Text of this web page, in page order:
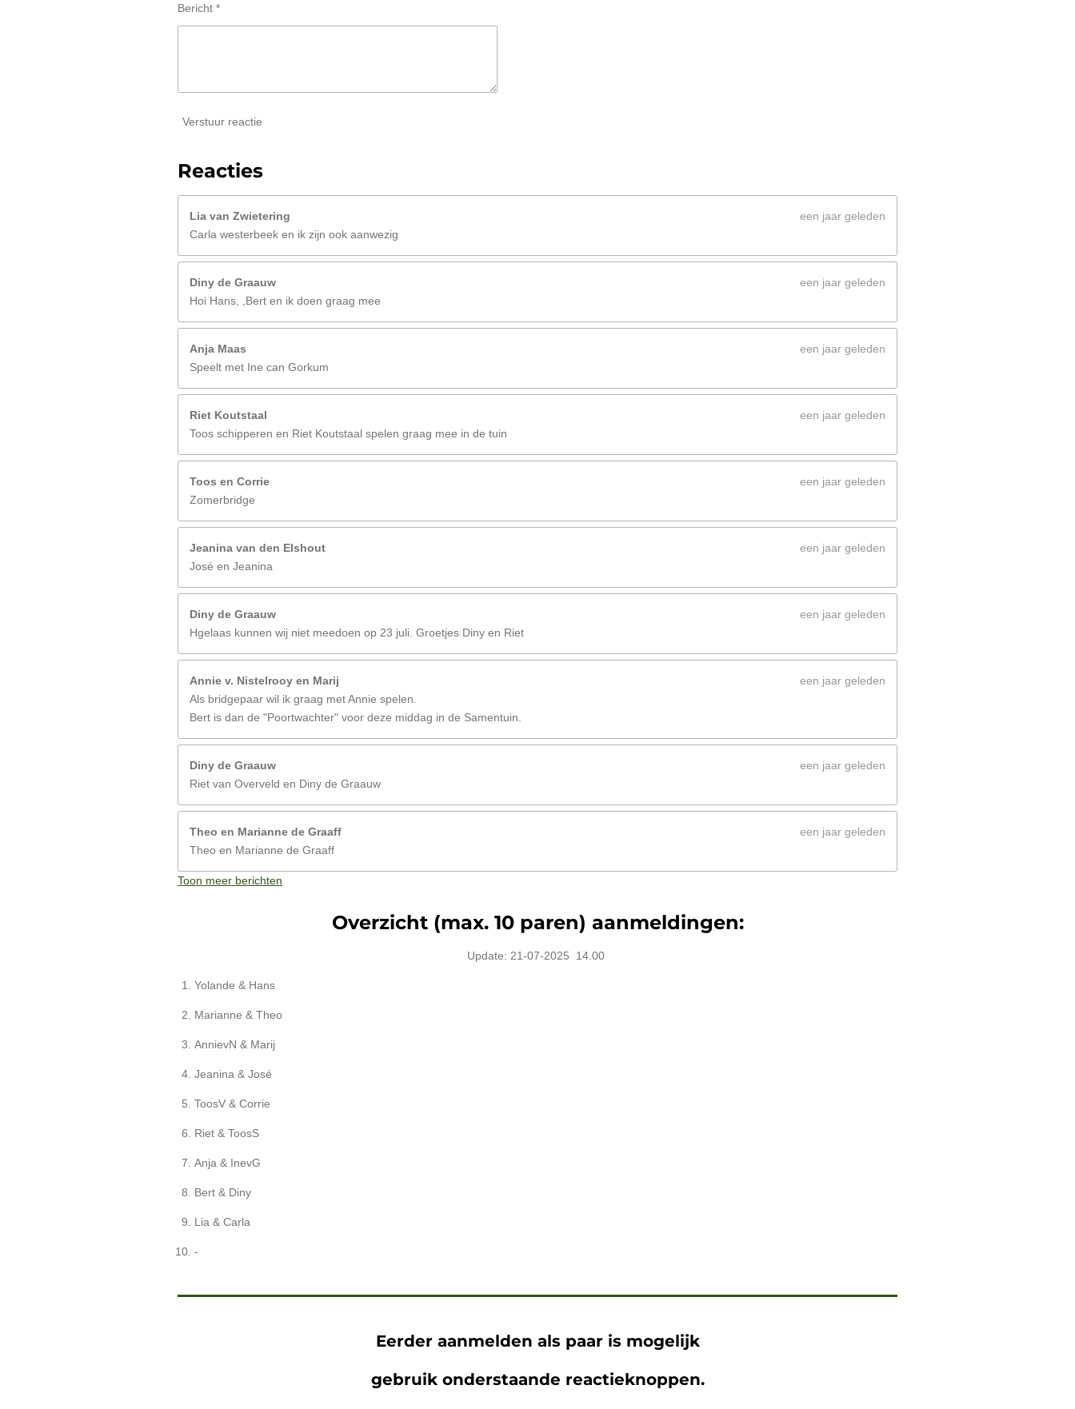
Bericht *
Verstuur reactie
Reacties
Lia van Zwietering
een jaar geleden
Carla westerbeek en ik zijn ook aanwezig
Diny de Graauw
een jaar geleden
Hoi Hans, ,Bert en ik doen graag mee
Anja Maas
een jaar geleden
Speelt met Ine can Gorkum
Riet Koutstaal
een jaar geleden
Toos schipperen en Riet Koutstaal spelen graag mee in de tuin
Toos en Corrie
een jaar geleden
Zomerbridge
Jeanina van den Elshout
een jaar geleden
José en Jeanina
Diny de Graauw
een jaar geleden
Hgelaas kunnen wij niet meedoen op 23 juli. Groetjes Diny en Riet
Annie v. Nistelrooy en Marij
een jaar geleden
Als bridgepaar wil ik graag met Annie spelen.
Bert is dan de "Poortwachter" voor deze middag in de Samentuin.
Diny de Graauw
een jaar geleden
Riet van Overveld en Diny de Graauw
Theo en Marianne de Graaff
een jaar geleden
Theo en Marianne de Graaff
Toon meer berichten
Overzicht (max. 10 paren) aanmeldingen:
Update: 21-07-2025 14.00
Yolande & Hans
Marianne & Theo
AnnievN & Marij
Jeanina & José
ToosV & Corrie
Riet & ToosS
Anja & InevG
Bert & Diny
Lia & Carla
-
Eerder aanmelden als paar is mogelijk
gebruik onderstaande reactieknoppen.